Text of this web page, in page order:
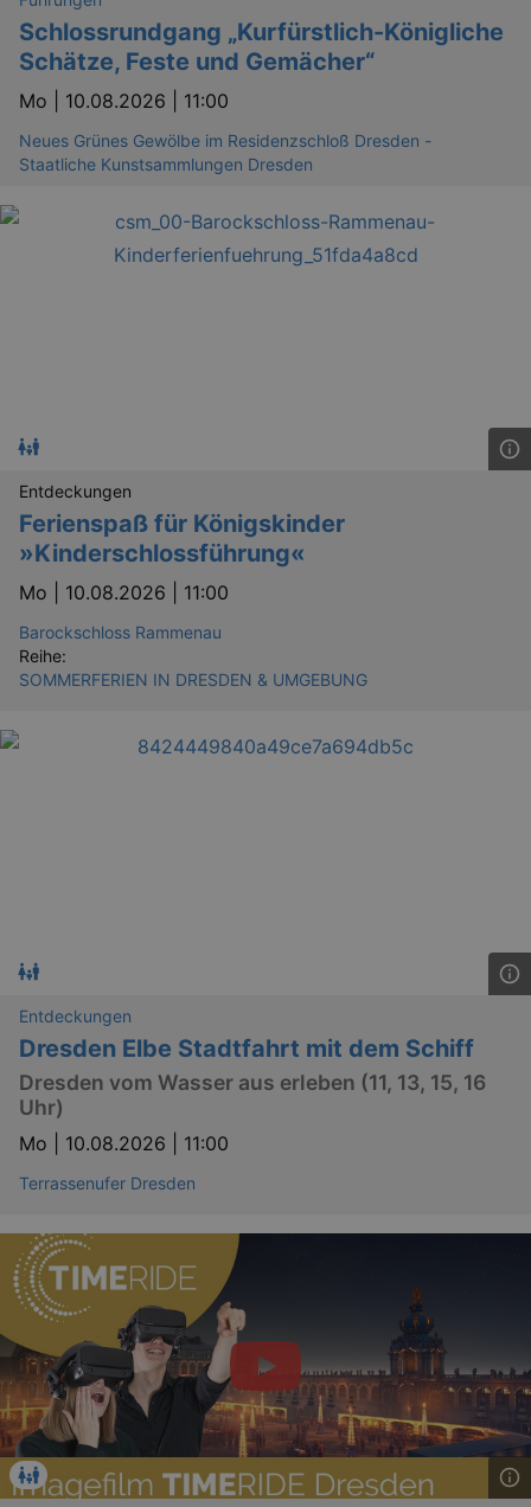
Schlossrundgang „Kurfürstlich-Königliche
Schätze, Feste und Gemächer“
Mo | 10.08.2026 | 11:00
Neues Grünes Gewölbe im Residenzschloß Dresden -
Staatliche Kunstsammlungen Dresden
Entdeckungen
Ferienspaß für Königskinder
»Kinderschlossführung«
Mo | 10.08.2026 | 11:00
Barockschloss Rammenau
Reihe:
SOMMERFERIEN IN DRESDEN & UMGEBUNG
Entdeckungen
Dresden Elbe Stadtfahrt mit dem Schiff
Dresden vom Wasser aus erleben (11, 13, 15, 16
Uhr)
Mo | 10.08.2026 | 11:00
Terrassenufer Dresden
_gid
GPS
Google LLC
.youtube.com
VISITOR_INFO1_LIVE
Google LLC
.youtube.com